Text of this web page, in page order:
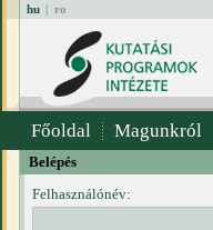
hu | ro
Főoldal Magunkról
Belépés
Felhasználónév: